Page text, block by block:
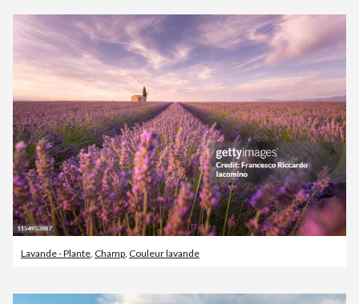
Lavande - Plante Champ Couleur lavande